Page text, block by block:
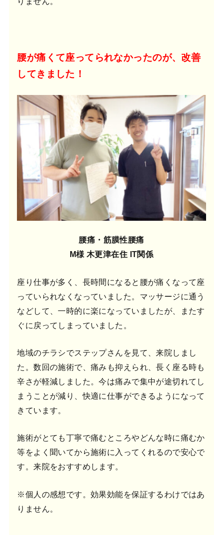
腰が痛くて座ってられなかったのが、改善
してきました！
腰痛・筋膜性腰痛
M様 木更津在住 IT関係
座り仕事が多く、長時間になると腰が痛くなって座
っていられなくなっていました。マッサージに通う
などして、一時的に楽になっていましたが、またす
ぐに戻ってしまっていました。
地域のチラシでステップさんを見て、来院しまし
た。数回の施術で、痛みも抑えられ、長く座る時も
辛さが軽減しました。今は痛みで集中が途切れてし
まうことが減り、快適に仕事ができるようになって
きています。
施術がとても丁寧で痛むところやどんな時に痛むか
等をよく聞いてから施術に入ってくれるので安心で
す。来院をおすすめします。
※個人の感想です。効果効能を保証するわけではあ
りません。